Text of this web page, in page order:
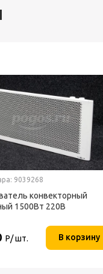
9039268
конвекторный
1500Вт 220В
Р/ шт. В корзину